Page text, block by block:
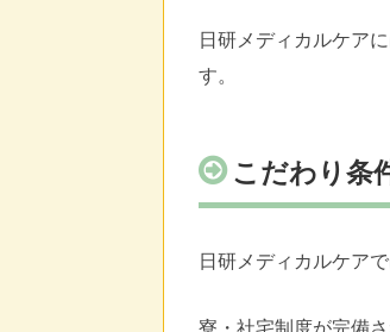
日研メディカルケア
す。
こだわり条
日研メディカルケア
寮・社宅制度が完備